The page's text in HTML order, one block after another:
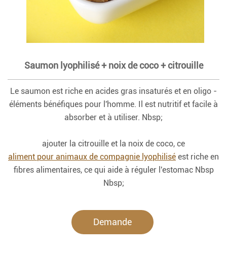
Saumon lyophilisé + noix de coco + citrouille
Le saumon est riche en acides gras insaturés et en oligo -
éléments bénéfiques pour l'homme. Il est nutritif et facile à
absorber et à utiliser. Nbsp;
ajouter la citrouille et la noix de coco, ce
aliment pour animaux de compagnie lyophilisé est riche en
fibres alimentaires, ce qui aide à réguler l'estomac Nbsp
Nbsp;
Demande